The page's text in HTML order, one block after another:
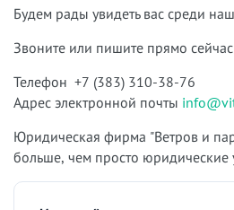
Будем рады увидеть вас среди
Звоните или пишите прямо
Телефон +7 (383) 310-38-76
Адрес электронной почты
Юридическая фирма "Ветров и
больше, чем просто юридические